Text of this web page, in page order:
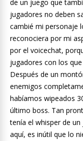
de un juego que
jugadores no deben
cambié mi personaje
reconociera por mi
por el voicechat,
jugadores con los
Después de un
enemigos
habíamos wipeados
último boss. Tan
tenía el whisper de
aquí, es inútil que lo